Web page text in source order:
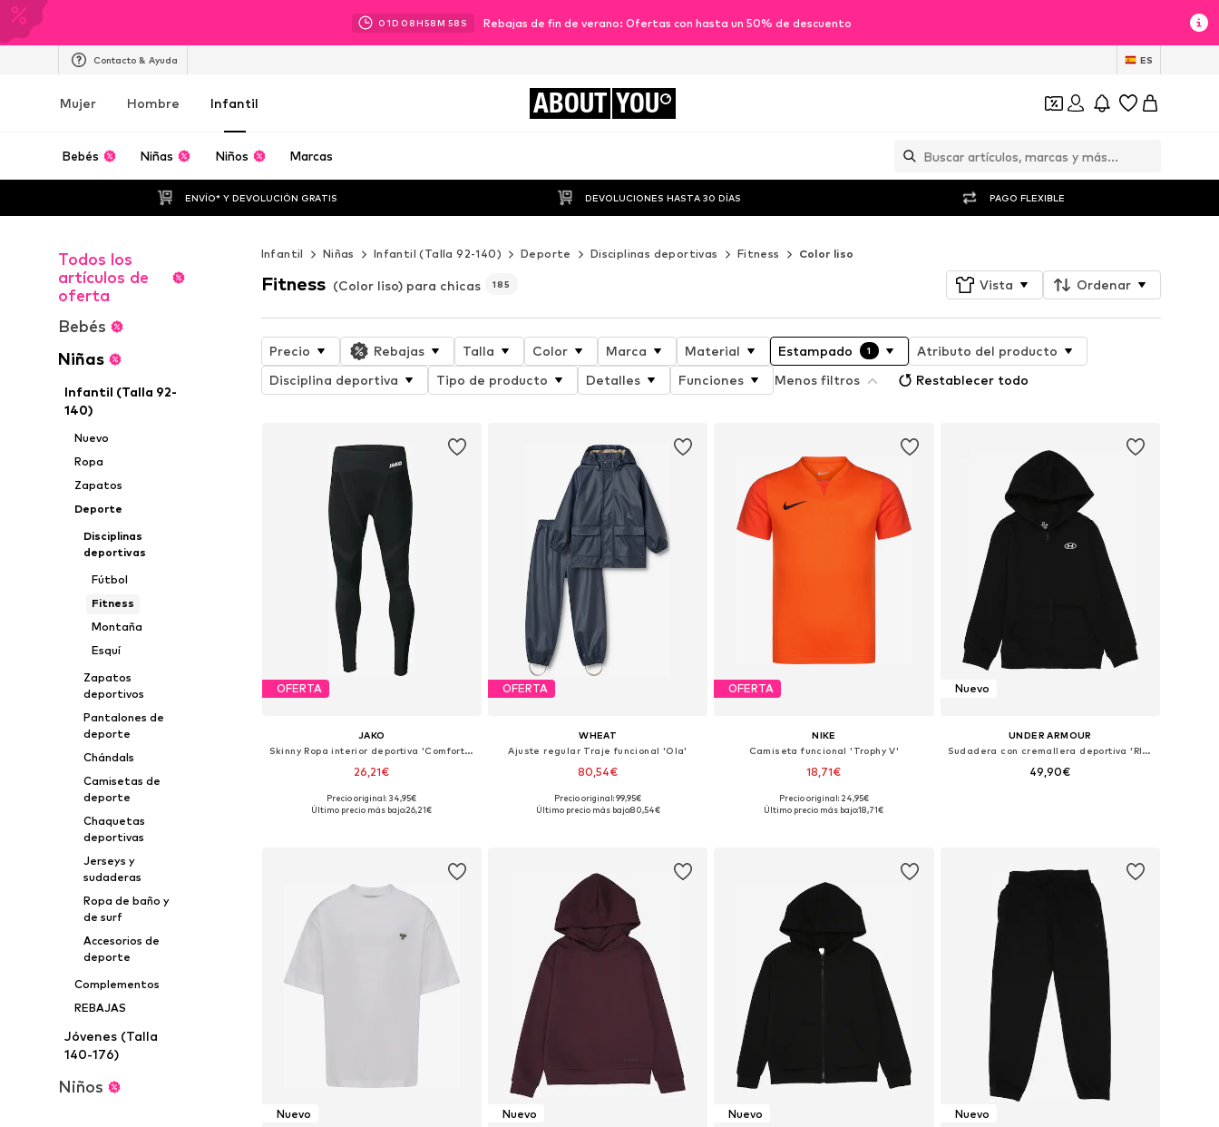
01D 08H58M 56 S Rebajas de fin de verano: Ofertas con hasta un 50% de descuento
Contacto & Ayuda ES
Mujer Hombre Infantil ABOUT YOU
Bebés Niñas Niños Marcas
ENVÍO* Y DEVOLUCIÓN GRATIS DEVOLUCIONES HASTA 30 DÍAS PAGO FLEXIBLE
Todos los
artículos de
oferta
Bebés
Niñas
Infantil (Talla 92-
140)
Nuevo
Ropa
Zapatos
Deporte
Disciplinas
deportivas
Fútbol
Fitness
Montaña
Esquí
Zapatos
deportivos
Pantalones de
deporte
Chándals
Camisetas de
deporte
Chaquetas
deportivas
Jerseys y
sudaderas
Ropa de baño y
de surf
Accesorios de
deporte
Complementos
REBAJAS
Jóvenes (Talla
140-176)
Niños
Infantil Niñas Infantil (Talla 92-140) Deporte Disciplinas deportivas Fitness Color liso
Fitness (Color liso) para chicas 185 Vista Ordenar
Precio Rebajas Talla Color Marca Material Estampado 1
Atributo del producto
Disciplina deportiva
Tipo de producto Detalles Funciones Menos filtros Restablecer todo
OFERTA
JAKO
Skinny Ropa interior deportiva 'Comfort 2.0'
26,21€
+2
Disponible en muchas tallas
Precio original: 34,95€
Último precio más bajo:26,21€
OFERTA
WHEAT
Ajuste regular Traje funcional 'Ola'
80,54€
Disponible en muchas tallas
Precio original: 99,95€
Último precio más bajo:80,54€
OFERTA
NIKE
Camiseta funcional 'Trophy V'
18,71€
+5
Precio original: 24,95€
Último precio más bajo:18,71€
Nuevo
UNDER ARMOUR
Sudadera con cremallera deportiva 'RIVAL FLEECE'
49,90€
Nuevo Nuevo Nuevo Nuevo